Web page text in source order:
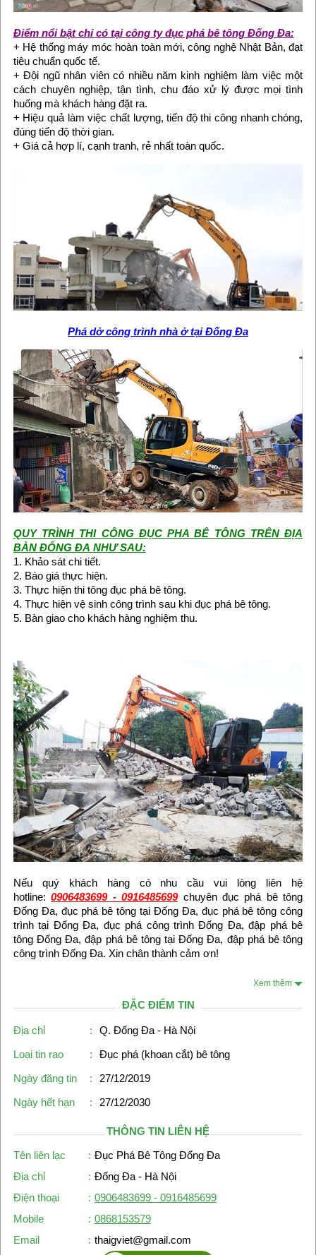
Điểm nổi bật chỉ có tại công ty đục phá bê tông Đống Đa:
+ Hệ thống máy móc hoàn toàn mới, công nghệ Nhật Bản, đạt
tiêu chuẩn quốc tế.
+ Đội ngũ nhân viên có nhiều năm kinh nghiệm làm việc một
cách chuyên nghiệp, tận tình, chu đáo xử lý được mọi tình
huống mà khách hàng đặt ra.
+ Hiệu quả làm việc chất lượng, tiến độ thi công nhanh chóng,
đúng tiến độ thời gian.
+ Giá cả hợp lí, cạnh tranh, rẻ nhất toàn quốc.
Phá dở công trình nhà ở tại Đống Đa
QUY TRÌNH THI CÔNG ĐỤC PHA BÊ TÔNG TRÊN ĐỊA
BÀN ĐỐNG ĐA NHƯ SAU:
1. Khảo sát chi tiết.
2. Báo giá thực hiện.
3. Thực hiện thi tông đục phá bê tông.
4. Thực hiện vệ sinh công trình sau khi đục phá bê tông.
5. Bàn giao cho khách hàng nghiệm thu.
Nếu quý khách hàng có nhu cầu vui lòng liên hệ
hotline:0906483699 - 0916485699chuyên đục phá bê tông
Đống Đa, đục phá bê tông tại Đống Đa, đục phá bê tông công
trình tại Đống Đa, đục phá công trình Đống Đa, đập phá bê
tông Đống Đa, đập phá bê tông tại Đống Đa, đập phá bê tông
công trình Đống Đa. Xin chân thành cảm ơn!
Xem thêm
ĐẶC ĐIỂM TIN
Địa chỉ :
Q. Đống Đa - Hà Nội
Loại tin rao
:
Đục phá (khoan cắt) bê tông
Ngày đăng tin
:
27/12/2019
Ngày hết hạn
: 27/12/2030
THÔNG TIN LIÊN HỆ
Tên liên lạc
: Đục Phá Bê Tông Đống Đa
Địa chỉ
: Đống Đa - Hà Nội
Điện thoại
: 0906483699 - 0916485699
Mobile
: 0868153579
Email
: thaigviet@gmail.com